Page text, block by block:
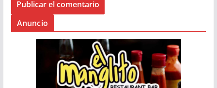
Anuncio